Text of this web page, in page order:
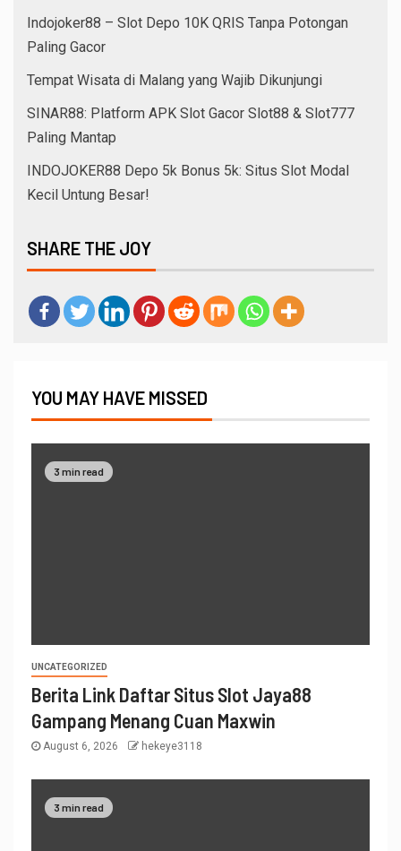
Indojoker88 – Slot Depo 10K QRIS Tanpa Potongan
Paling Gacor
Tempat Wisata di Malang yang Wajib Dikunjungi
SINAR88: Platform APK Slot Gacor Slot88 & Slot777
Paling Mantap
INDOJOKER88 Depo 5k Bonus 5k: Situs Slot Modal
Kecil Untung Besar!
SHARE THE JOY
YOU MAY HAVE MISSED
3 min read
UNCATEGORIZED
Berita Link Daftar Situs Slot Jaya88
Gampang Menang Cuan Maxwin
August 6, 2026 hekeye3118
3 min read